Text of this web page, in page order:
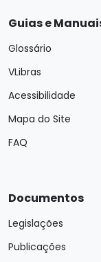
Guias e
Glossário
VLibras
Acessibilidade
Mapa do Site
FAQ
Documentos
Legislações
Publicações